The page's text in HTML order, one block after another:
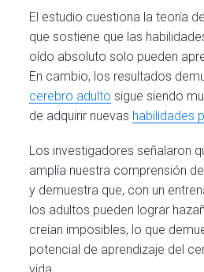
El estudio cuestiona la teoría
que sostiene que las
oído absoluto solo pueden
En cambio, los resultados
cerebro adulto sigue siendo
de adquirir nuevas habilidades
Los investigadores señalaron
amplía nuestra comprensión
y demuestra que, con un
los adultos pueden lograr
creían imposibles, lo que
potencial de aprendizaje del